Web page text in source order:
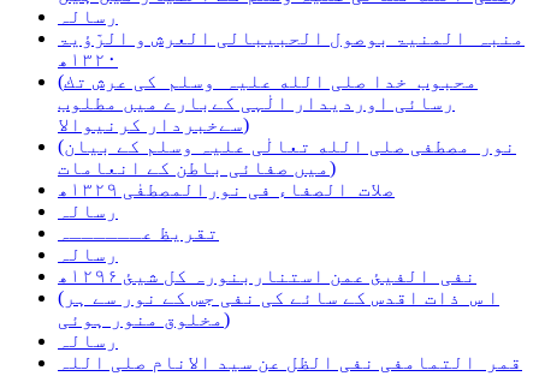
رسالہ
منبہ المنیۃ بوصول الحبیبالی العرش و الرّؤیۃ
۱۳۲۰ھ
(محبوب خدا صلی الله علیہ وسلم کی عرش تك
رسائی اوردیدار الٰہی کےبارے میں مطلوب
سےخبردار کرنیوالا)
(نور مصطفی صلی الله تعالٰی علیہ وسلم کے بیان
میں صفائی باطن کے انعامات)
صلات الصفاء فی نورالمصطفٰی ۱۳۲۹ھ
رسالہ
تقریظ عــــــہ
رسالہ
نفی الفیئ عمن استناربنورہ کل شیئ ۱۲۹۶ھ
(ا س ذات اقدس کے سائے کی نفی جس کے نور سے ہر
مخلوق منور ہوئی)
رسالہ
قمر التمامفی نفی الظل عن سید الانام صلی اللہ